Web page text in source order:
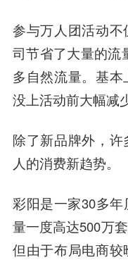
参与万人团活动
司节省了大量的流
多自然流量。基
没上活动前大幅减
除了新品牌外，
人的消费新趋势。
彩阳是一家30多
量一度高达500万
但由于布局电商